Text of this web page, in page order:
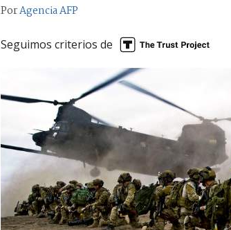
PorAgencia AFP
Seguimos criterios de